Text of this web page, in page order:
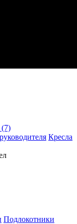
Кресла
Подлокотники